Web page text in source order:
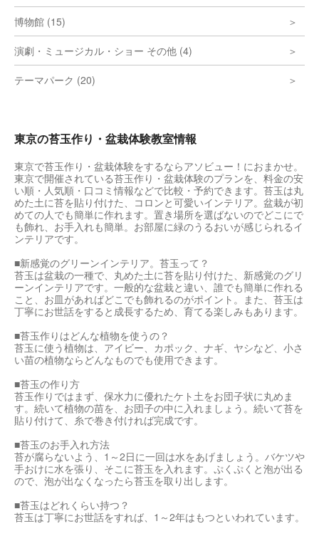
博物館 (15)
演劇・ミュージカル・ショー その他 (4)
テーマパーク (20)
東京の苔玉作り・盆栽体験教室情報
東京で苔玉作り・盆栽体験をするならアソビュー！におまかせ。
東京で開催されている苔玉作り・盆栽体験のプランを、料金の安
い順・人気順・口コミ情報などで比較・予約できます。苔玉は丸
めた土に苔を貼り付けた、コロンと可愛いインテリア。盆栽が初
めての人でも簡単に作れます。置き場所を選ばないのでどこにで
も飾れ、お手入れも簡単。お部屋に緑のうるおいが感じられるイ
ンテリアです。
■新感覚のグリーンインテリア。苔玉って？
苔玉は盆栽の一種で、丸めた土に苔を貼り付けた、新感覚のグリ
ーンインテリアです。一般的な盆栽と違い、誰でも簡単に作れる
こと、お皿があればどこでも飾れるのがポイント。また、苔玉は
丁寧にお世話をすると成長するため、育てる楽しみもあります。
■苔玉作りはどんな植物を使うの？
苔玉に使う植物は、アイビー、カポック、ナギ、ヤシなど、小さ
い苗の植物ならどんなものでも使用できます。
■苔玉の作り方
苔玉作りではまず、保水力に優れたケト土をお団子状に丸めま
す。続いて植物の苗を、お団子の中に入れましょう。続いて苔を
貼り付けて、糸で巻き付ければ完成です。
■苔玉のお手入れ方法
苔が腐らないよう、1～2日に一回は水をあげましょう。バケツや
手おけに水を張り、そこに苔玉を入れます。ぷくぷくと泡が出る
ので、泡が出なくなったら苔玉を取り出します。
■苔玉はどれくらい持つ？
苔玉は丁寧にお世話をすれば、1～2年はもつといわれています。